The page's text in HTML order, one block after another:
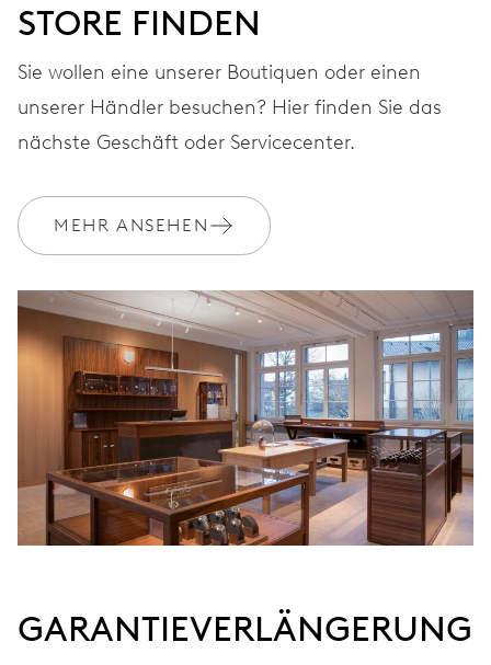
41 Std.
Gangreserve
KALIBER
ABMESSUNGEN
AUFZUG
Automatischer Aufzug
FREQUENZ
28.800 A/h, 4 Hz
STORE FINDEN
Sie wollen eine unserer Boutiquen oder einen
unserer Händler besuchen? Hier finden Sie das
nächste Geschäft oder Servicecenter.
MEHR ANSEHEN
GARANTIEVERLÄNGERUNG